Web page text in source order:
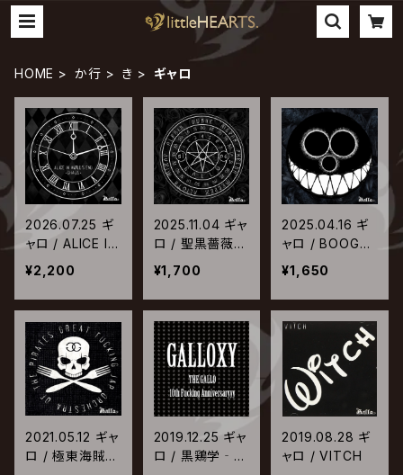
HOME か行 き ギャロ
2026.07.25 ギ
ャロ / ALICE IN
WORLD'S END
-CHAOS-
¥2,200
2025.11.04 ギャ
ロ / 聖黒薔薇學
院-青春-
¥1,700
2025.04.16 ギ
ャロ / BOOGEY
MAN
¥1,650
2021.05.12 ギャ
ロ / 極東海賊
2019.12.25 ギャ
ロ / 黒鶏学‐G
2019.08.28 ギ
ャロ / VITCH